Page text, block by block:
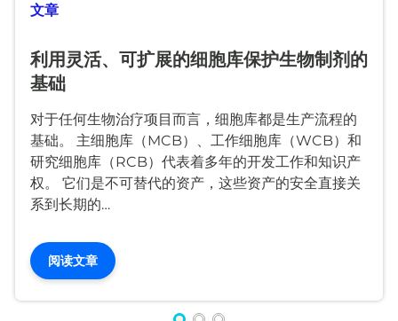
文章
利用灵活、可扩展的细胞库保护生物制剂的
基础
对于任何生物治疗项目而言，细胞库都是生产流程的
基础。 主细胞库（MCB）、工作细胞库（WCB）和
研究细胞库（RCB）代表着多年的开发工作和知识产
权。 它们是不可替代的资产，这些资产的安全直接关
系到长期的…
阅读文章